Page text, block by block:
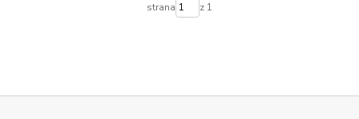
strana z 1